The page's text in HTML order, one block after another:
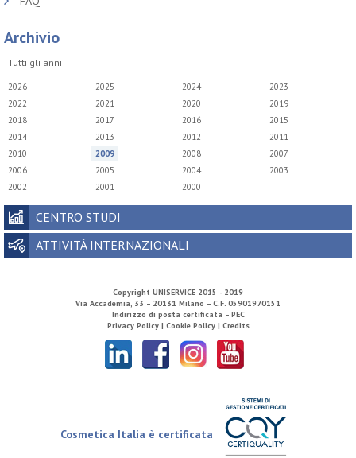
Archivio
Tutti gli anni
2026 2025 2024
2023
2022
2021 2020
2019
2018
2017 2016
2015
2014
2013 2012
2011
2010
2009 2008
2007
2006
2005 2004
2003
2002
2001 2000
CENTRO STUDI
ATTIVITÀ INTERNAZIONALI
Copyright UNISERVICE 2015 - 2019
Via Accademia, 33 – 20131 Milano – C.F. 05901970151
Indirizzo di posta certificata – PEC
Privacy Policy | Cookie Policy | Credits
Cosmetica Italia è certificata